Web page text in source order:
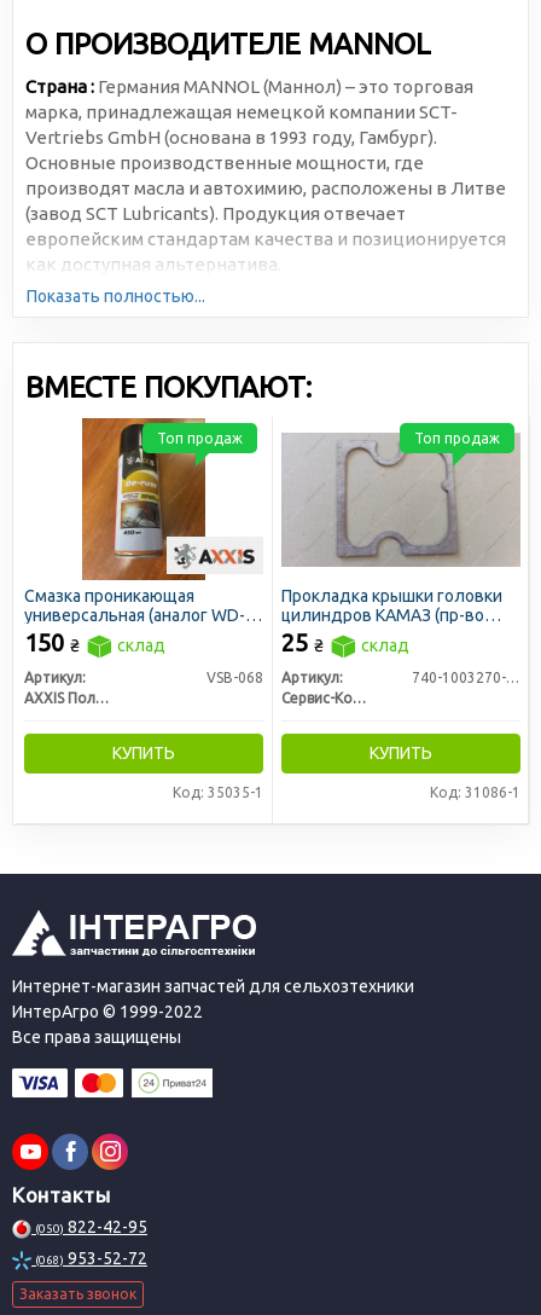
О ПРОИЗВОДИТЕЛЕ MANNOL
Страна : Германия MANNOL (Маннол) – это торговая
марка, принадлежащая немецкой компании SCT-
Vertriebs GmbH (основана в 1993 году, Гамбург).
Основные производственные мощности, где
производят масла и автохимию, расположены в Литве
(завод SCT Lubricants). Продукция отвечает
европейским стандартам качества и позиционируется
как доступная альтернатива.
Показать полностью...
ВМЕСТЕ ПОКУПАЮТ:
Смазка проникающая
универсальная (аналог WD-
40) 450ml (AXXIS)
150 ₴ склад
Артикул:
VSB-068
AXXIS Польша
КУПИТЬ
Код: 35035-1
Топ продаж
Прокладка крышки головки
цилиндров КАМАЗ (пр-во
Сервис-Комплектация)
25 ₴ склад
Артикул:
740-1003270-11
Сервис-Комплектация ООО, Украина
КУПИТЬ
Код: 31086-1
Топ продаж
Интернет-магазин запчастей для сельхозтехники
ИнтерАгро © 1999-2022
Все права защищены
Контакты
(050) 822-42-95
(068) 953-52-72
Заказать звонок